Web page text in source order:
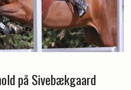
på Sivebækgaard